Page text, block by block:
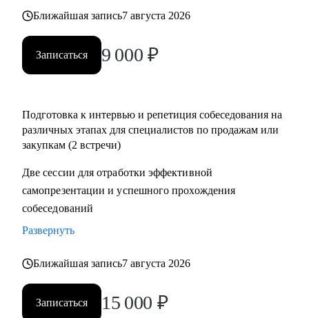
• Помощь в подготовке к прохождению тестирования SHL
Кому могу помочь:
• B2B продажи и закупки (услуги, товары)
• маркетплейсы.
Ближайшая запись7 августа 2026
Записаться 9 000 ₽
Подготовка к интервью и репетиция собеседования на
различных этапах для специалистов по продажам или
закупкам (2 встречи)
Две сессии для отработки эффективной
самопрезентации и успешного прохождения
собеседований
Развернуть
Ближайшая запись7 августа 2026
Записаться 15 000 ₽